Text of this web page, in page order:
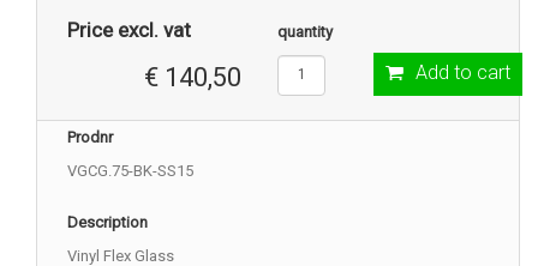
Price excl. vat
€ 140,50
quantity
Add to cart
Prodnr
VGCG.75-BK-SS15
Description
Vinyl Flex Glass